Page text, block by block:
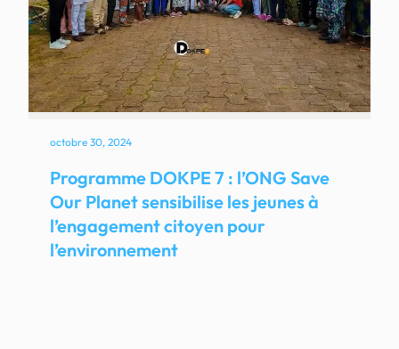
octobre 30, 2024
Programme DOKPE 7 : l’ONG Save
Our Planet sensibilise les jeunes à
l’engagement citoyen pour
l’environnement